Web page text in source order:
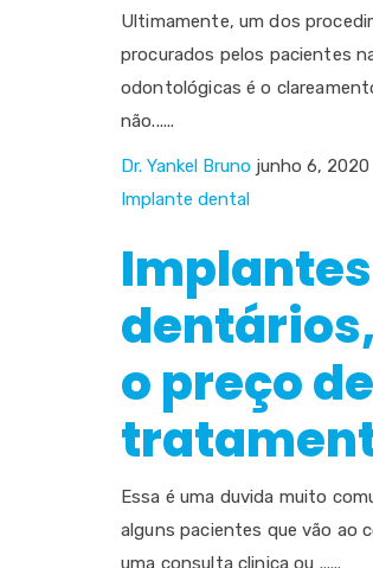
Ultimamente, um dos
procurados pelos pacientes
odontológicas é o
não......
Dr. Yankel Bruno junho 6, 2020
Implante dental
Implantes
o preço
Essa é uma duvida muito
alguns pacientes que vão ao
uma consulta clinica ou ......